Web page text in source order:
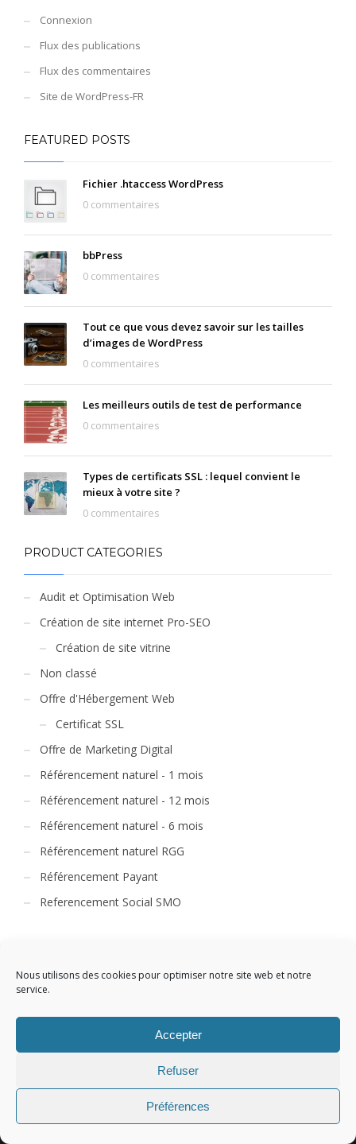
Nous utilisons des cookies pour optimiser notre site web et notre
service.
Accepter
Refuser
Préférences
Connexion
Flux des publications
Flux des commentaires
Site de WordPress-FR
FEATURED POSTS
Fichier .htaccess WordPress
0 commentaires
bbPress
0 commentaires
Tout ce que vous devez savoir sur les tailles
d’images de WordPress
0 commentaires
Les meilleurs outils de test de performance
0 commentaires
Types de certificats SSL : lequel convient le
mieux à votre site ?
0 commentaires
PRODUCT CATEGORIES
Audit et Optimisation Web
Création de site internet Pro-SEO
Création de site vitrine
Non classé
Offre d'Hébergement Web
Certificat SSL
Offre de Marketing Digital
Référencement naturel - 1 mois
Référencement naturel - 12 mois
Référencement naturel - 6 mois
Référencement naturel RGG
Référencement Payant
Referencement Social SMO